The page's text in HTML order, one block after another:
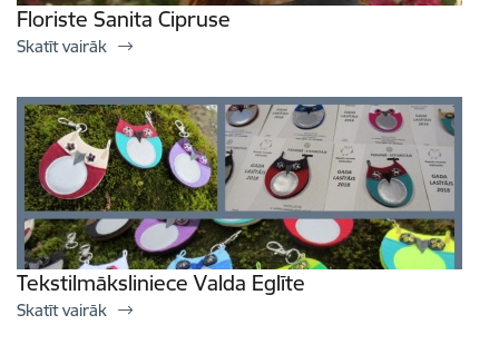
Floriste Sanita Cipruse
Skatīt vairāk
Tekstilmāksliniece Valda Eglīte
Skatīt vairāk